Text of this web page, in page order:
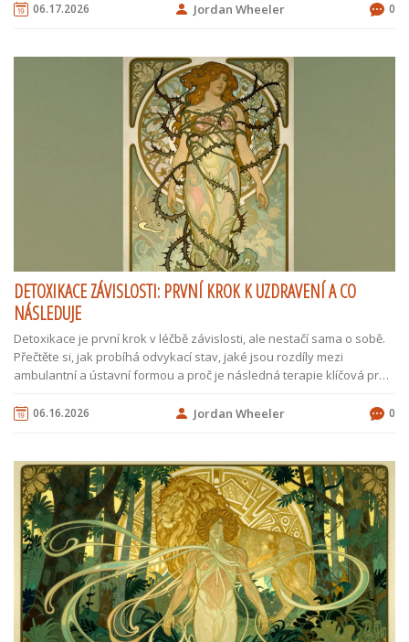
06.17.2026 Jordan Wheeler 0
DETOXIKACE ZÁVISLOSTI: PRVNÍ KROK K UZDRAVENÍ A CO
NÁSLEDUJE
Detoxikace je první krok v léčbě závislosti, ale nestačí sama o sobě.
Přečtěte si, jak probíhá odvykací stav, jaké jsou rozdíly mezi
ambulantní a ústavní formou a proč je následná terapie klíčová pro
06.16.2026 Jordan Wheeler 0